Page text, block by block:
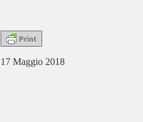
17 Maggio 2018